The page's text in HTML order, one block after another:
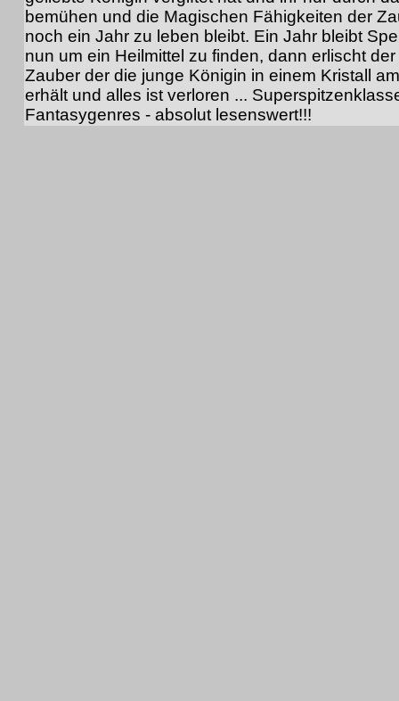
bemühen und die Magischen Fähigkeiten der
noch ein Jahr zu leben bleibt. Ein Jahr bleibt
nun um ein Heilmittel zu finden, dann erlischt der
Zauber der die junge Königin in einem Kristall
erhält und alles ist verloren ...
Fantasygenres - absolut lesenswert!!!